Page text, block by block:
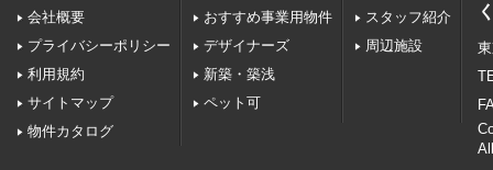
会社概要
プライバシーポリシー
利用規約
サイトマップ
物件カタログ
おすすめ事業用物件
デザイナーズ
新築・築浅
ペット可
スタッフ紹介
周辺施設